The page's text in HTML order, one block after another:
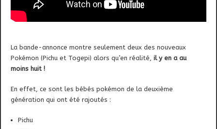
La bande-annonce montre seulement deux des nouveaux
Pokémon (Pichu et Togepi) alors qu’en réalité, il y en a au
moins huit !
En effet, ce sont les bébés pokémon de la deuxième
génération qui ont été rajoutés :
Pichu